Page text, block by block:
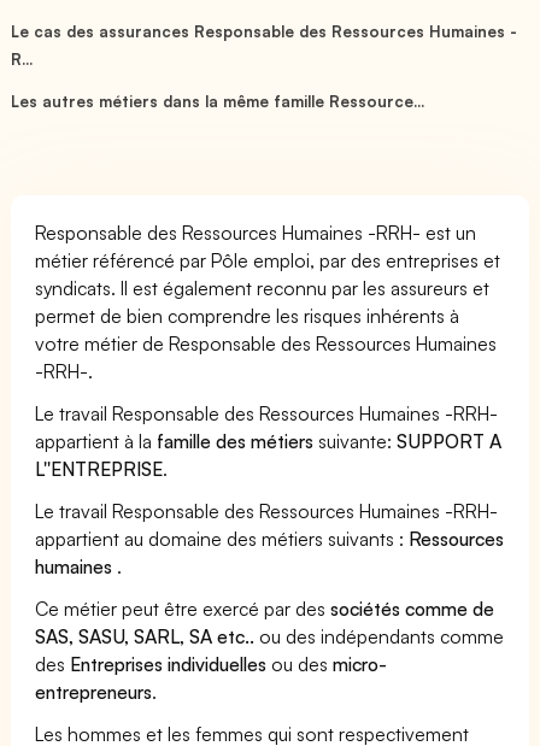
Le cas des assurances Responsable des Ressources Humaines -
R...
Les autres métiers dans la même famille Ressource...
Responsable des Ressources Humaines -RRH- est un
métier référencé par Pôle emploi, par des entreprises et
syndicats. Il est également reconnu par les assureurs et
permet de bien comprendre les risques inhérents à
votre métier de Responsable des Ressources Humaines
-RRH-.
Le travail Responsable des Ressources Humaines -RRH-
appartient à la famille des métiers suivante:SUPPORT A
L''ENTREPRISE.
Le travail Responsable des Ressources Humaines -RRH-
appartient au domaine des métiers suivants : Ressources
humaines .
Ce métier peut être exercé par dessociétés comme de
SAS, SASU, SARL, SA etc.. ou des indépendants comme
des Entreprises individuelles ou desmicro-
entrepreneurs.
Les hommes et les femmes qui sont respectivement